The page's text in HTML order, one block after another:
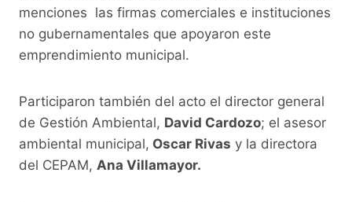
menciones las firmas comerciales e instituciones
no gubernamentales que apoyaron este
emprendimiento municipal.
Participaron también del acto el director general
de Gestión Ambiental, David Cardozo; el asesor
ambiental municipal, Oscar Rivas y la directora
del CEPAM, Ana Villamayor.